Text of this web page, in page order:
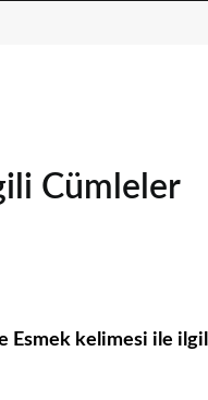
Cümleler
Esmek kelimesi ile